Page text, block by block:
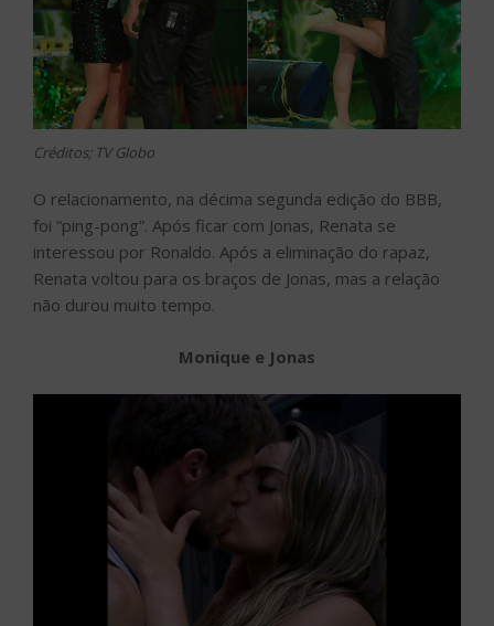
Créditos; TV Globo
O relacionamento, na décima segunda edição do BBB,
foi “ping-pong”. Após ficar com Jonas, Renata se
interessou por Ronaldo. Após a eliminação do rapaz,
Renata voltou para os braços de Jonas, mas a relação
não durou muito tempo.
Monique e Jonas